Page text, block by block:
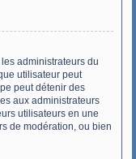
administrateurs du
utilisateur peut
peut détenir des
aux administrateurs
utilisateurs en une
de modération, ou bien